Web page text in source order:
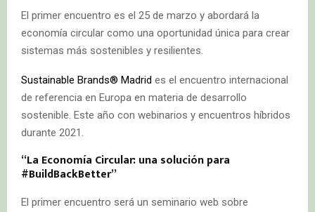
El primer encuentro es el 25 de marzo y abordará la
economía circular como una oportunidad única para crear
sistemas más sostenibles y resilientes.
Sustainable Brands® Madrid es el encuentro internacional
de referencia en Europa en materia de desarrollo
sostenible. Este año con webinarios y encuentros híbridos
durante 2021.
“La Economía Circular: una solución para
#BuildBackBetter”
El primer encuentro será un seminario web sobre